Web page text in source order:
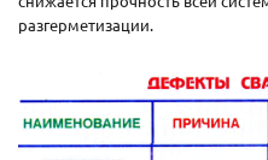
разгерметизации.